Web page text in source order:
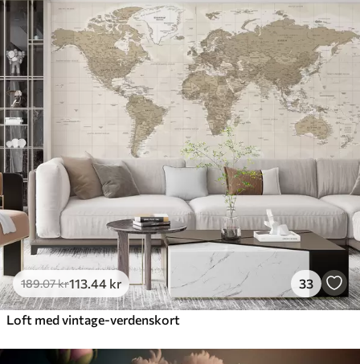
189.07kr113 .44 kr 33
Loft med vintage-verdenskort